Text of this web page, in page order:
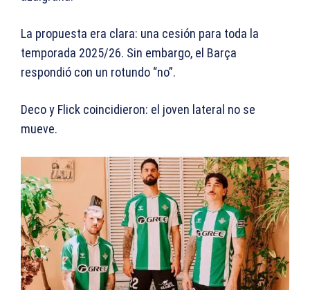
La propuesta era clara: una cesión para toda la
temporada 2025/26. Sin embargo, el Barça
respondió con un rotundo “no”.
Deco y Flick coincidieron: el joven lateral no se
mueve.